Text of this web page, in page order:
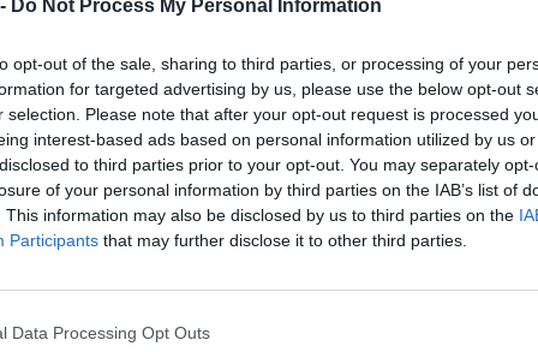
Do Not Process My Personal Information
opt-out of the sale, sharing to third parties, or processing of your
for targeted advertising by us, please use the below opt-out
selection. Please note that after your opt-out request is processed
interest-based ads based on personal information utilized by us
to third parties prior to your opt-out. You may separately
of your personal information by third parties on the IAB’s list of
This information may also be disclosed by us to third parties on the
Participants that may further disclose it to other third parties.
Data Processing Opt Outs
SRL 5-10 milioni 47.81.10
S.R.L. 10-25 milioni 25.11.00
S.R.L. UNIPERSONALE 2-5 milioni 41.00.00
S.R.L. 1-2 milioni 41.00.00